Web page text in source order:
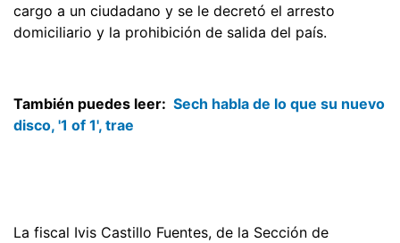
cargo a un ciudadano y se le decretó el arresto
domiciliario y la prohibición de salida del país.
También puedes leer: Sech habla de lo que su nuevo
disco, '1 of 1', trae
La fiscal Ivis Castillo Fuentes, de la Sección de